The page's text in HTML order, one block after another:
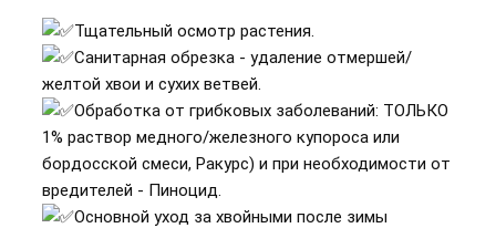
Тщательный осмотр растения.
Санитарная обрезка - удаление отмершей/
желтой хвои и сухих ветвей.
Обработка от грибковых заболеваний: ТОЛЬКО
1% раствор медного/железного купороса или
бордосской смеси, Ракурс) и при необходимости от
вредителей - Пиноцид.
Основной уход за хвойными после зимы